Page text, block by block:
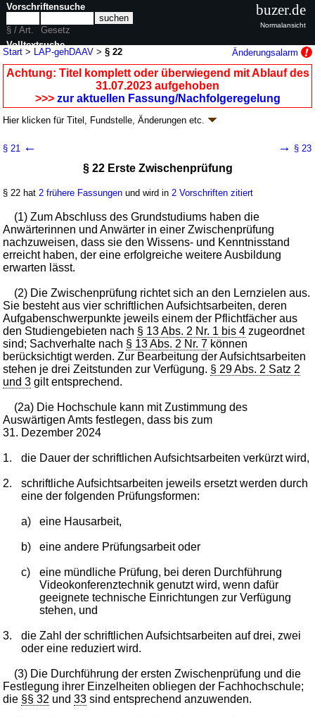
Start > LAP-gehDAAV >§ 22 Änderungsalarm
Achtung: Titel komplett oder überwiegend mit Ablauf des
31.07.2023 aufgehoben
>>> zur aktuellen Fassung/Nachfolgeregelung
Hier klicken fürTitel, Fundstelle, Änderungen etc.
Ausbildung und Prüfung für den gehobenen
Auswärtigen Dienst (LAP-gehDAAV
V. v. 08.07.2004BGBl. I S. 1591; aufgehoben durchArtikel 5V. v.
BGBl. 2025 I Nr. 92
Geltung ab 15.07.2004; FNA: 2030-7-6-5Beamte
11 weitere Fassungen | wird in 11 Vorschriften zitiert
Kapitel 2 Prüfungen
§ 21 ← → § 23
§ 22 Erste Zwischenprüfung
§ 22 hat 2 frühere Fassungen und wird in 2 Vorschriften zitiert
(1) Zum Abschluss des Grundstudiums haben die
Anwärterinnen und Anwärter in einer Zwischenprüfung
nachzuweisen, dass sie den Wissens- und Kenntnisstand
erreicht haben, der eine erfolgreiche weitere Ausbildung
erwarten lässt.
(2) Die Zwischenprüfung richtet sich an den Lernzielen aus.
Sie besteht aus vier schriftlichen Aufsichtsarbeiten, deren
Aufgabenschwerpunkte jeweils einem der Pflichtfächer aus
den Studiengebieten nach § 13 Abs. 2 Nr. 1 bis 4 zugeordnet
sind; Sachverhalte nach § 13 Abs. 2 Nr. 7 können
berücksichtigt werden. Zur Bearbeitung der Aufsichtsarbeiten
stehen je drei Zeitstunden zur Verfügung. § 29 Abs. 2 Satz 2
und 3 gilt entsprechend.
(2a) Die Hochschule kann mit Zustimmung des
Auswärtigen Amts festlegen, dass bis zum
31. Dezember 2024
1. die Dauer der schriftlichen Aufsichtsarbeiten verkürzt wird,
2.
schriftliche Aufsichtsarbeiten jeweils ersetzt werden durch
eine der folgenden Prüfungsformen:
a) eine Hausarbeit,
b) eine andere Prüfungsarbeit oder
c)
eine mündliche Prüfung, bei deren Durchführung
Videokonferenztechnik genutzt wird, wenn dafür
geeignete technische Einrichtungen zur Verfügung
stehen, und
3.
die Zahl der schriftlichen Aufsichtsarbeiten auf drei, zwei
oder eine reduziert wird.
(3) Die Durchführung der ersten Zwischenprüfung und die
Festlegung ihrer Einzelheiten obliegen der Fachhochschule;
die §§ 32 und33 sind entsprechend anzuwenden.
Vorschriftensuche
§ / Art.
Gesetz
Volltextsuche
nur in LAP-gehDAAV
buzer.de
Normalansicht